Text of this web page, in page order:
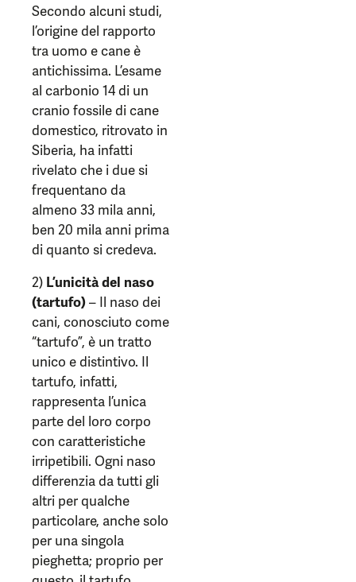
Secondo alcuni studi,
l’origine del rapporto
tra uomo e cane è
antichissima. L’esame
al carbonio 14 di un
cranio fossile di cane
domestico, ritrovato in
Siberia, ha infatti
rivelato che i due si
frequentano da
almeno 33 mila anni,
ben 20 mila anni prima
di quanto si credeva.
2) L’unicità del naso
(tartufo)– Il naso dei
cani, conosciuto come
“tartufo”, è un tratto
unico e distintivo. Il
tartufo, infatti,
rappresenta l’unica
parte del loro corpo
con caratteristiche
irripetibili. Ogni naso
differenzia da tutti gli
altri per qualche
particolare, anche solo
per una singola
pieghetta; proprio per